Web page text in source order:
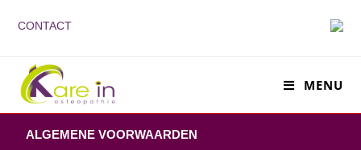
CONTACT
MENU
ALGEMENE VOORWAARDEN